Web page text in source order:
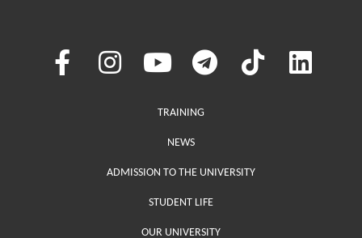
Меню у хедері
TRAINING
NEWS
ADMISSION TO THE UNIVERSITY
STUDENT LIFE
OUR UNIVERSITY